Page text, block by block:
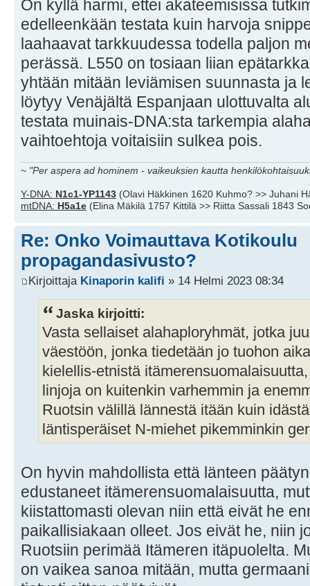
On kyllä harmi, ettei akateemisissa
edelleenkään testata kuin harvoja
laahaavat tarkkuudessa todella paljon
perässä. L550 on tosiaan liian
yhtään mitään leviämisen suunnasta ja
löytyy Venäjältä Espanjaan ulottuvalta
testata muinais-DNA:sta tarkempia
vaihtoehtoja voitaisiin sulkea pois.
~ "Per aspera ad hominem - vaikeuksien kautta
Y-DNA: N1c1-YP1143 (Olavi Häkkinen 1620 Kuhmo? >> Juhani
mtDNA: H5a1e (Elina Mäkilä 1757 Kittilä >> Riitta Sassali 1843
Re: Onko Voimauttava Kotikoulu
propagandasivusto?
Kirjoittaja Kinaporin kalifi » 14 Helmi 2023 08:34
Jaska kirjoitti:
Vasta sellaiset alahaploryhmät, jotka
väestöön, jonka tiedetään jo tuohon
kielellis-etnistä
linjoja on kuitenkin varhemmin ja
Ruotsin välillä lännestä itään kuin
läntisperäiset N-miehet pikemminkin
On hyvin mahdollista että länteen
edustaneet itämerensuomalaisuutta,
kiistattomasti olevan niin että eivät he
paikallisiakaan olleet. Jos eivät he, niin
Ruotsiin perimää Itämeren itäpuolelta.
on vaikea sanoa mitään, mutta